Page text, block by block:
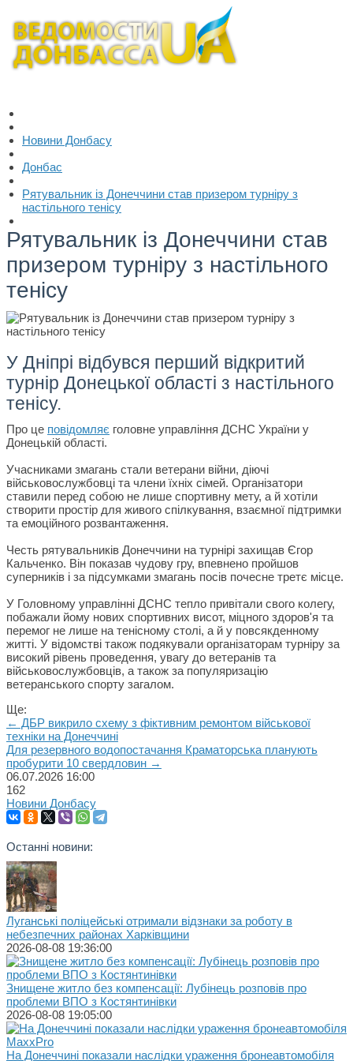
Новини Донбасу
Донбас
Рятувальник із Донеччини став призером турніру з
настільного тенісу
Рятувальник із Донеччини став
призером турніру з настільного
тенісу
У Дніпрі відбувся перший відкритий
турнір Донецької області з настільного
тенісу.
Про це повідомляє головне управління ДСНС України у
Донецькій області.
Учасниками змагань стали ветерани війни, діючі
військовослужбовці та члени їхніх сімей. Організатори
ставили перед собою не лише спортивну мету, а й хотіли
створити простір для живого спілкування, взаємної підтримки
та емоційного розвантаження.
Честь рятувальників Донеччини на турнірі захищав Єгор
Кальченко. Він показав чудову гру, впевнено пройшов
суперників і за підсумками змагань посів почесне третє місце.
У Головному управлінні ДСНС тепло привітали свого колегу,
побажали йому нових спортивних висот, міцного здоров'я та
перемог не лише на тенісному столі, а й у повсякденному
житті. У відомстві також подякували організаторам турніру за
високий рівень проведення, увагу до ветеранів та
військовослужбовців, а також за популяризацію
ветеранського спорту загалом.
Ще:
← ДБР викрило схему з фіктивним ремонтом військової
техніки на Донеччині
Для резервного водопостачання Краматорська планують
пробурити 10 свердловин →
06.07.2026 16:00
162
Новини Донбасу
Останні новини:
Луганські поліцейські отримали відзнаки за роботу в
небезпечних районах Харківщини
2026-08-08 19:36:00
Знищене житло без компенсації: Лубінець розповів про
проблеми ВПО з Костянтинівки
2026-08-08 19:05:00
На Донеччині показали наслідки ураження бронеавтомобіля